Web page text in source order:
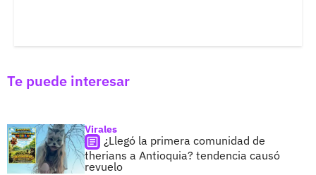
Te puede interesar
Virales
¿Llegó la primera comunidad de
therians a Antioquia? tendencia causó
revuelo